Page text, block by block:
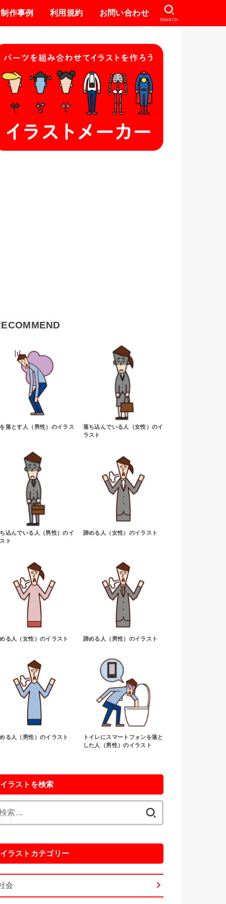
制作事例 利用規約 お問い合わせ
SEARCH
落とす人（男性）のイラス
落ち込んでいる人（女性）のイ
ラスト
込んでいる人（男性）のイ
ト
諦める人（女性）のイラスト
る人（女性）のイラスト 諦める人（男性）のイラスト
る人（男性）のイラスト
トイレにスマートフォンを落と
した人（男性）のイラスト
イラストを検索
イラストカテゴリー
会